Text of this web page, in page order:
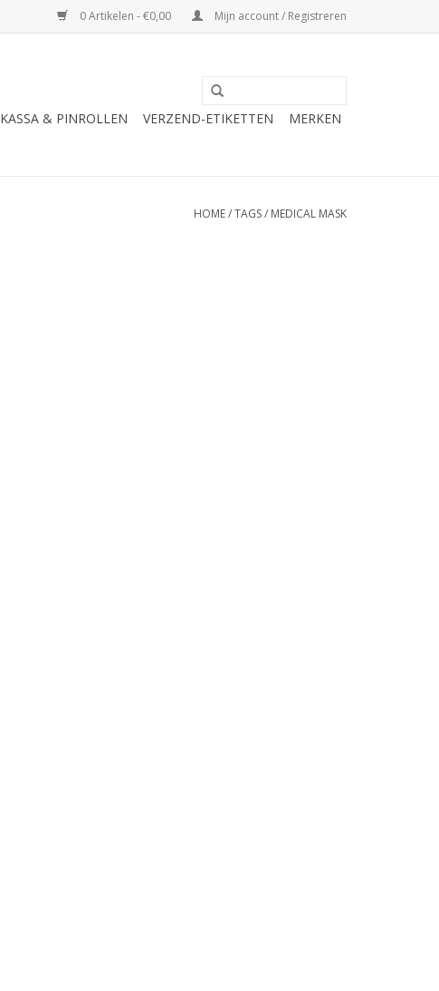
0 Artikelen - €0,00 Mijn account / Registreren
KASSA & PINROLLEN VERZEND-ETIKETTEN MERKEN
HOME/TAGS/ MEDICAL MASK